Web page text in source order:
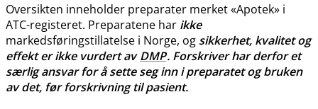
Oversikten inneholder preparater merket «Apotek» i
ATC-registeret. Preparatene har ikke
markedsføringstillatelse i Norge, og sikkerhet, kvalitet og
effekt er ikke vurdert avDMP. Forskriver har derfor et
særlig ansvar for å sette seg inn i preparatet og bruken
av det, før forskrivning til pasient.